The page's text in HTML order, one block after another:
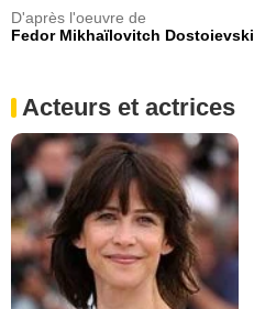
D'après l'oeuvre de
Fedor Mikhaïlovitch Dostoievski
Acteurs et actrices